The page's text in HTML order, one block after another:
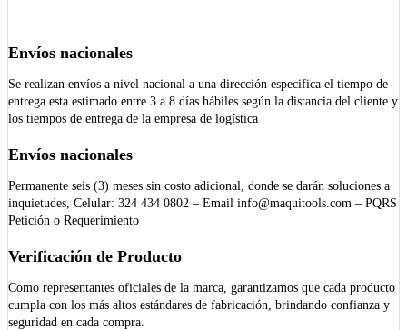
Envíos nacionales
Se realizan envíos a nivel nacional a una dirección especifica el tiempo de
entrega esta estimado entre 3 a 8 días hábiles según la distancia del cliente y
los tiempos de entrega de la empresa de logística
Envíos nacionales
Permanente seis (3) meses sin costo adicional, donde se darán soluciones a
inquietudes, Celular: 324 434 0802 – Email info@maquitools.com – PQRS
Petición o Requerimiento
Verificación de Producto
Como representantes oficiales de la marca, garantizamos que cada producto
cumpla con los más altos estándares de fabricación, brindando confianza y
seguridad en cada compra.